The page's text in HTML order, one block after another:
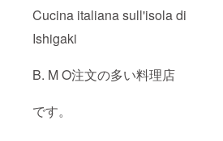
Cucina italiana sull'isola di
Ishigaki
B. M O注文の多い料理店
です。